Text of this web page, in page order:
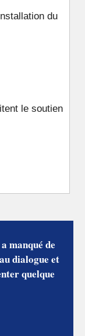
du
le soutien
manqué de
dialogue et
quelque